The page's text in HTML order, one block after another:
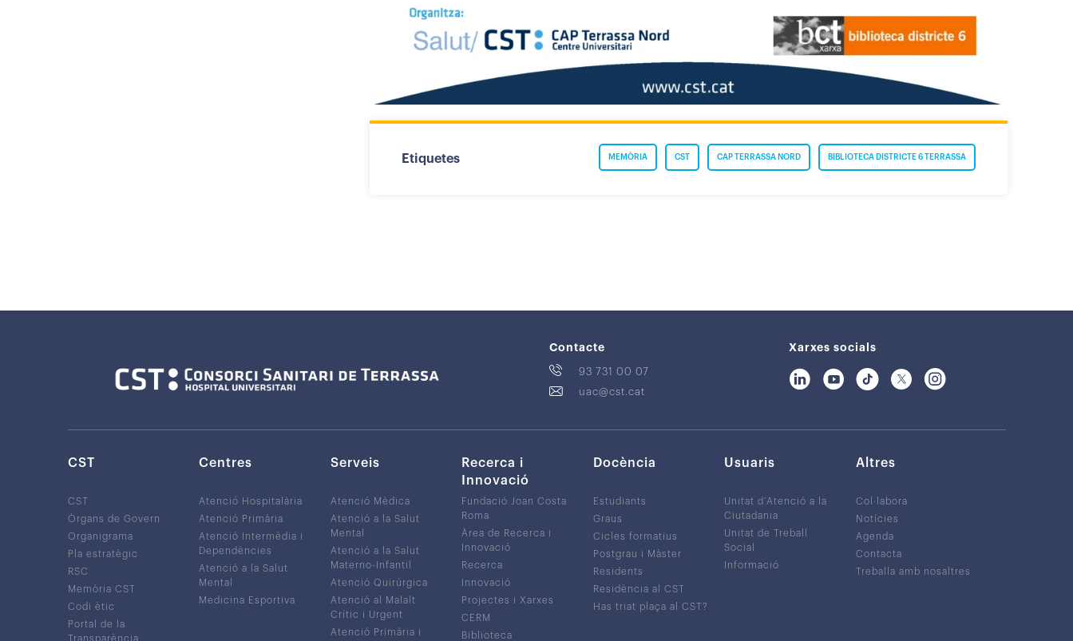
Etiquetes BIBLIOTECA DISTRICTE 6 TERRASSA
CAP TERRASSA NORD
CST
MEMÒRIA
Contacte
93 731 00 07
uac@cst.cat
Xarxes socials
CST
CST
Òrgans de Govern
Organigrama
Pla estratègic
RSC
Memòria CST
Codi ètic
Portal de la
Transparència
Centres
Atenció Hospitalària
Atenció Primària
Atenció Intermèdia i
Dependències
Atenció a la Salut
Mental
Medicina Esportiva
Serveis
Atenció Mèdica
Atenció a la Salut
Mental
Atenció a la Salut
Materno-Infantil
Atenció Quirúrgica
Atenció al Malalt
Crític i Urgent
Atenció Primària i
Recerca i
Innovació
Fundació Joan Costa
Roma
Àrea de Recerca i
Innovació
Recerca
Innovació
Projectes i Xarxes
CERM
Biblioteca
Docència
Estudiants
Graus
Cicles formatius
Postgrau i Màster
Residents
Residència al CST
Has triat plaça al CST?
Usuaris
Unitat d’Atenció a la
Ciutadania
Unitat de Treball
Social
Informació
Altres
Col·labora
Notícies
Agenda
Contacta
Treballa amb nosaltres